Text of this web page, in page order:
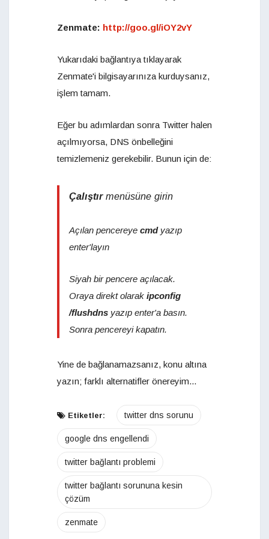
Zenmate: http://goo.gl/iOY2vY
Yukarıdaki bağlantıya tıklayarak
Zenmate'i bilgisayarınıza kurduysanız,
işlem tamam.
Eğer bu adımlardan sonra Twitter halen
açılmıyorsa, DNS önbelleğini
temizlemeniz gerekebilir. Bunun için de:
Çalıştırmenüsüne girin
Açılan pencereye cmdyazıp
enter'layın
Siyah bir pencere açılacak.
Oraya direkt olarakipconfig
/flushdns yazıp enter'a basın.
Sonra pencereyi kapatın.
Yine de bağlanamazsanız, konu altına
yazın; farklı alternatifler önereyim...
Etiketler: twitter dns sorunu
google dns engellendi
twitter bağlantı problemi
twitter bağlantı sorununa kesin
çözüm
zenmate